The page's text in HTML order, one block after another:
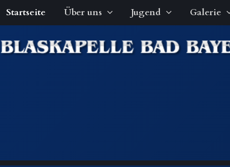
Startseite Über uns Jugend Galerie